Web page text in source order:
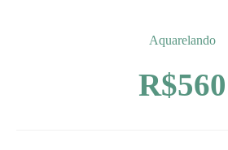
Aquarelando
R$560